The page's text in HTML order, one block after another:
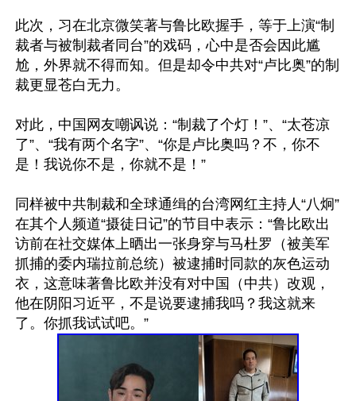
此次，习在北京微笑著与鲁比欧握手，等于上演“制
裁者与被制裁者同台”的戏码，心中是否会因此尴
尬，外界就不得而知。但是却令中共对“卢比奥”的制
裁更显苍白无力。
对此，中国网友嘲讽说：“制裁了个灯！”、“太苍凉
了”、“我有两个名字”、“你是卢比奥吗？不，你不
是！我说你不是，你就不是！”
同样被中共制裁和全球通缉的台湾网红主持人“八炯”
在其个人频道“摄徒日记”的节目中表示：“鲁比欧出
访前在社交媒体上晒出一张身穿与马杜罗（被美军
抓捕的委内瑞拉前总统）被逮捕时同款的灰色运动
衣，这意味著鲁比欧并没有对中国（中共）改观，
他在阴阳习近平，不是说要逮捕我吗？我这就来